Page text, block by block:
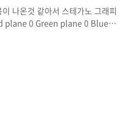
나온것 같아서 스테가노 그래피
plane 0 Green plane 0 Blue